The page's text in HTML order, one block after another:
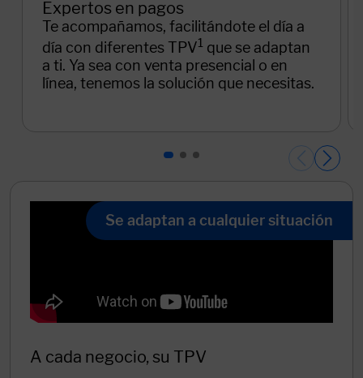
Se adaptan a cualquier situación
A cada negocio, su TPV